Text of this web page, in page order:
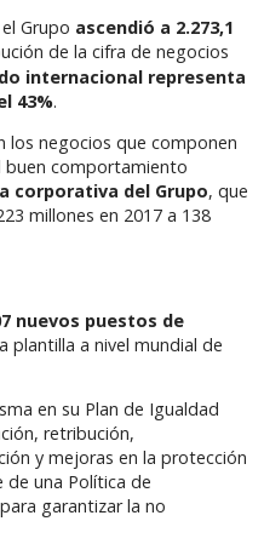
Grupo ascendió a 2.273,1
de la cifra de negocios
internacional representa
43%.
los negocios que componen
buen comportamiento
corporativa del Grupo, que
millones en 2017 a 138
nuevos puestos de
plantilla a nivel mundial de
en su Plan de Igualdad
retribución,
y mejoras en la protección
de una Política de
garantizar la no